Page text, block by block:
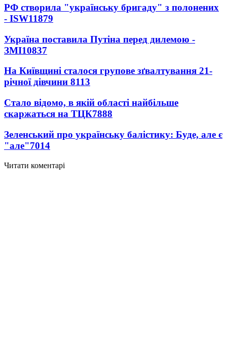
РФ створила "українську бригаду" з полонених
- ISW11879
Україна поставила Путіна перед дилемою -
ЗМІ10837
На Київщині сталося групове зґвалтування 21-
річної дівчини 8113
Стало відомо, в якій області найбільше
скаржаться на ТЦК7888
Зеленський про українську балістику: Буде, але є
"але"7014
Читати коментарі